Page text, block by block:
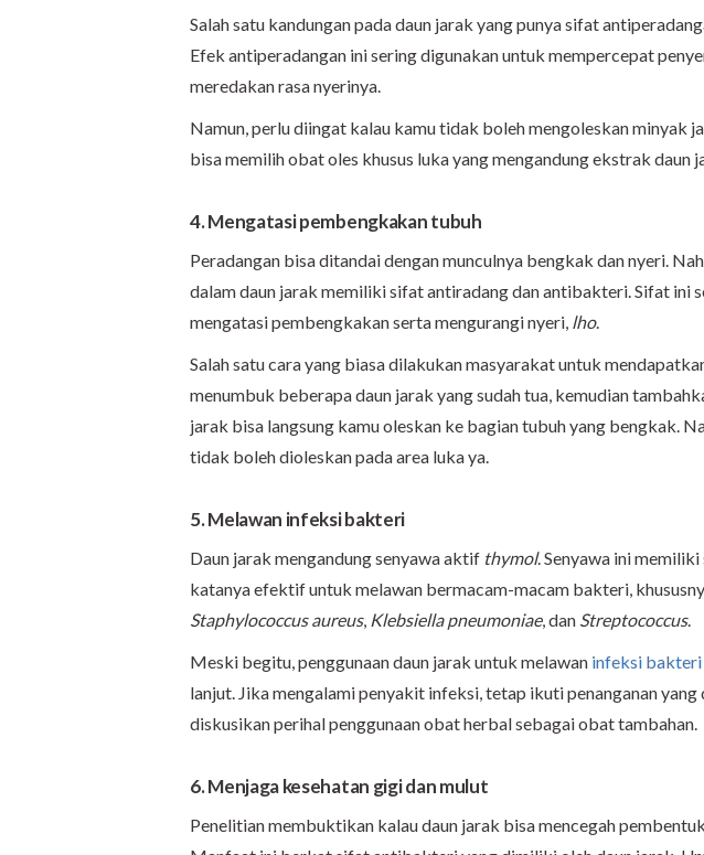
Salah satu kandungan pada daun jarak yang punya sifat
Efek antiperadangan ini sering digunakan untuk mempercepat
meredakan rasa nyerinya.
Namun, perlu diingat kalau kamu tidak boleh mengoleskan minyak
bisa memilih obat oles khusus luka yang mengandung ekstrak daun
4. Mengatasi pembengkakan tubuh
Peradangan bisa ditandai dengan munculnya bengkak dan nyeri.
dalam daun jarak memiliki sifat antiradang dan antibakteri. Sifat ini
mengatasi pembengkakan serta mengurangi nyeri, lho.
Salah satu cara yang biasa dilakukan masyarakat untuk
menumbuk beberapa daun jarak yang sudah tua, kemudian
jarak bisa langsung kamu oleskan ke bagian tubuh yang bengkak.
tidak boleh dioleskan pada area luka ya.
5. Melawan infeksi bakteri
Daun jarak mengandung senyawa aktif thymol. Senyawa ini
katanya efektif untuk melawan bermacam-macam bakteri,
Staphylococcus aureus, Klebsiella pneumoniae, dan Streptococcus.
Meski begitu, penggunaan daun jarak untuk melawan infeksi bakteri
lanjut. Jika mengalami penyakit infeksi, tetap ikuti penanganan
diskusikan perihal penggunaan obat herbal sebagai obat tambahan.
6. Menjaga kesehatan gigi dan mulut
Penelitian membuktikan kalau daun jarak bisa mencegah